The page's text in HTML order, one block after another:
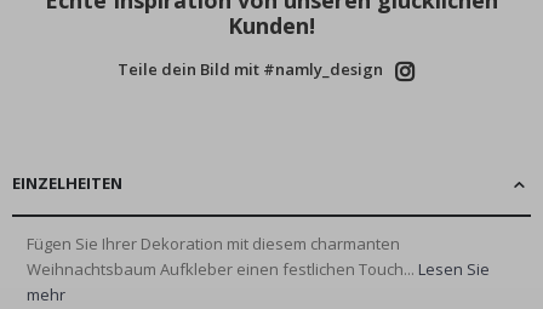
Kunden!
Teile dein Bild mit #namly_design
EINZELHEITEN
Fügen Sie Ihrer Dekoration mit diesem charmanten
Weihnachtsbaum Aufkleber einen festlichen Touch... Lesen Sie
mehr